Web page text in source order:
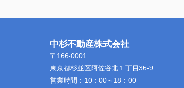
中杉不動産株式会社
〒166-0001
東京都杉並区阿佐谷北１丁目36-9
営業時間： 10：00～18：00